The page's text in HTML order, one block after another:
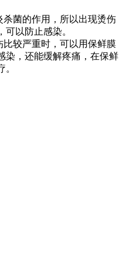
菌的作用，所以出现烫伤
以防止感染。
较严重时，可以用保鲜膜
染，还能缓解疼痛，在保鲜